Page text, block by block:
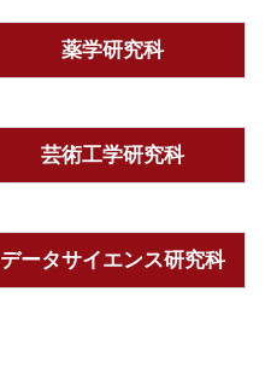
薬学研究科
芸術工学研究科
データサイエンス研究科